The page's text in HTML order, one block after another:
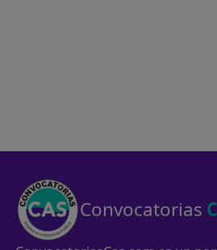
Convocatorias